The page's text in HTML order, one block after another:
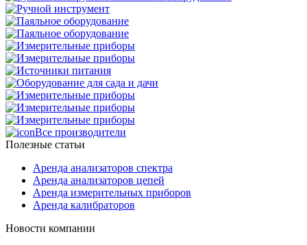
Все производители
Полезные статьи
Аренда анализаторов спектра
Аренда анализаторов цепей
Аренда измерительных приборов
Аренда калибраторов
Новости компании